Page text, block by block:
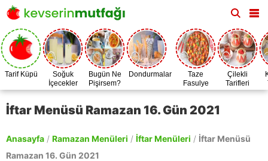
Tarif Küpü
Soğuk
İçecekler
Bugün Ne
Pişirsem?
Dondurmalar
Taze
Fasulye
Zamanı
Çilekli
Tarifleri
İftar Menüsü Ramazan 16. Gün 2021
Anasayfa / Ramazan Menüleri / İftar Menüleri / İftar Menüsü
Ramazan 16. Gün 2021